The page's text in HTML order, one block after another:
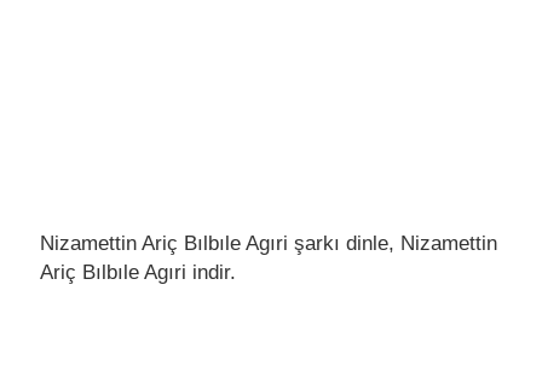
Nizamettin Ariç Bılbıle Agıri şarkı dinle, Nizamettin
Ariç Bılbıle Agıri indir.